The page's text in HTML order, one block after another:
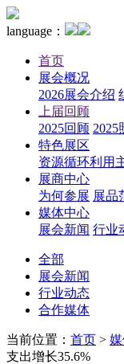
language：
首页
展会概况
2026展会介绍
上届回顾
2025回顾 2025
特色展区
资源循环利用
展商中心
为何参展 展品
媒体中心
展会新闻 行业
全部
展会新闻
行业动态
合作媒体
当前位置： 首页 >
支出增长35.6%